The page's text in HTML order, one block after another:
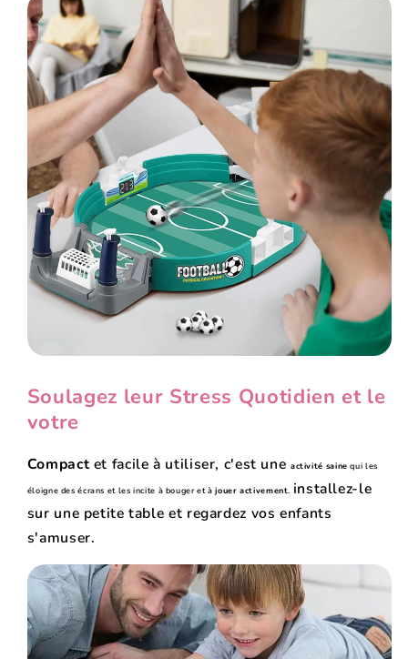
Soulagez leur Stress Quotidien et le
votre
Compact et facile à utiliser, c'est une activité saine qui les
éloigne des écrans et les incite à bouger et à jouer activement. installez-le
sur une petite table et regardez vos enfants
s'amuser.